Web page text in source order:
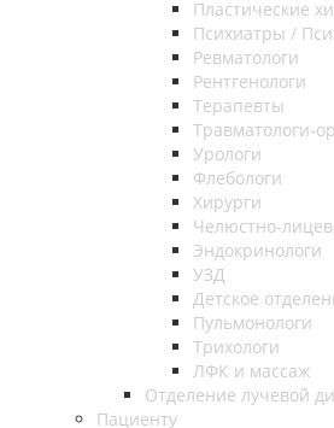
Пластические
Психиатры /
Ревматологи
Рентгенологи
Терапевты
Травматологи-
Урологи
Флебологи
Хирурги
Челюстно-
Эндокринологи
УЗД
Детское
Пульмонологи
Трихологи
ЛФК и массаж
Отделение лучевой
Пациенту